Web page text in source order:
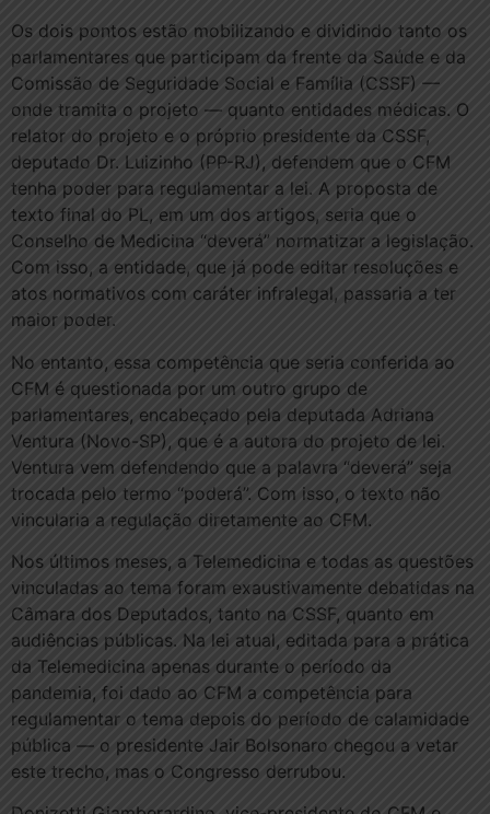
Os dois pontos estão mobilizando e dividindo tanto os
parlamentares que participam da frente da Saúde e da
Comissão de Seguridade Social e Família (CSSF) —
onde tramita o projeto — quanto entidades médicas. O
relator do projeto e o próprio presidente da CSSF,
deputado Dr. Luizinho (PP-RJ), defendem que o CFM
tenha poder para regulamentar a lei. A proposta de
texto final do PL, em um dos artigos, seria que o
Conselho de Medicina “deverá” normatizar a legislação.
Com isso, a entidade, que já pode editar resoluções e
atos normativos com caráter infralegal, passaria a ter
maior poder.
No entanto, essa competência que seria conferida ao
CFM é questionada por um outro grupo de
parlamentares, encabeçado pela deputada Adriana
Ventura (Novo-SP), que é a autora do projeto de lei.
Ventura vem defendendo que a palavra “deverá” seja
trocada pelo termo “poderá”. Com isso, o texto não
vincularia a regulação diretamente ao CFM.
Nos últimos meses, a Telemedicina e todas as questões
vinculadas ao tema foram exaustivamente debatidas na
Câmara dos Deputados, tanto na CSSF, quanto em
audiências públicas. Na lei atual, editada para a prática
da Telemedicina apenas durante o período da
pandemia, foi dado ao CFM a competência para
regulamentar o tema depois do período de calamidade
pública — o presidente Jair Bolsonaro chegou a vetar
este trecho, mas o Congresso derrubou.